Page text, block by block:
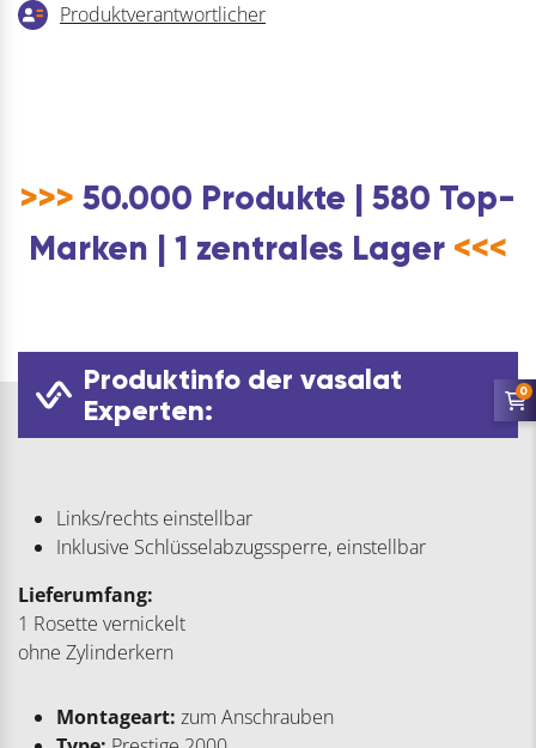
Produktverantwortlicher
>>> 50.000 Produkte | 580 Top-
Marken | 1 zentrales Lager <<<
Produktinfo der vasalat
Experten:
Links/rechts einstellbar
Inklusive Schlüsselabzugssperre, einstellbar
Lieferumfang:
1 Rosette vernickelt
ohne Zylinderkern
Montageart: zum Anschrauben
0